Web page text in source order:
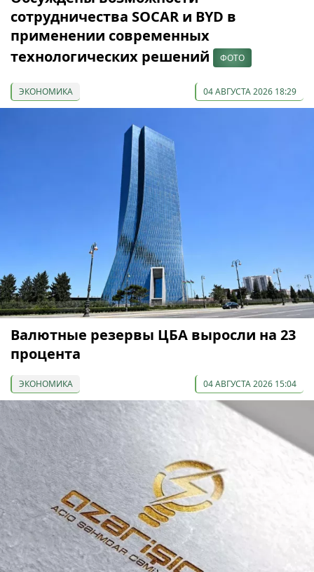
сотрудничества SOCAR и BYD в
применении современных
технологических решений
ФОТО
ЭКОНОМИКА 04 АВГУСТА 2026 18:29
Валютные резервы ЦБА выросли на 23
процента
ЭКОНОМИКА 04 АВГУСТА 2026 15:04